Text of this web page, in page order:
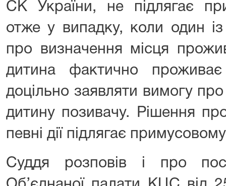
СК України, не підлягає
отже у випадку, коли один із
про визначення місця
дитина фактично
доцільно заявляти вимогу
дитину позивачу. Рішення
певні дії підлягає
Суддя розповів і про